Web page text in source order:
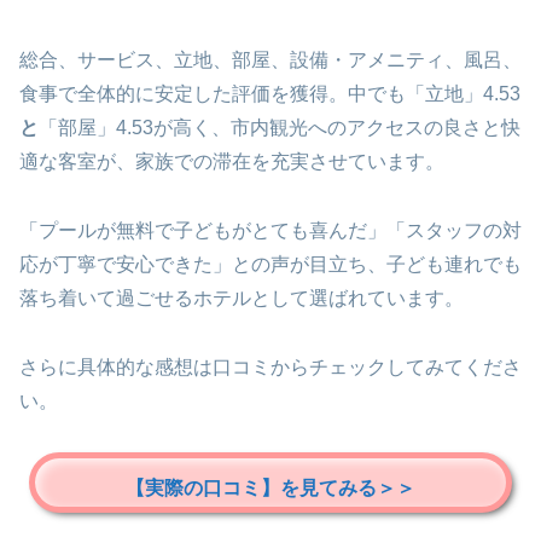
総合、サービス、立地、部屋、設備・アメニティ、風呂、
食事で全体的に安定した評価を獲得。中でも「立地」4.53
と
「部屋」4.53が高く、市内観光へのアクセスの良さと快
適な客室が、家族での滞在を充実させています。
「プールが無料で子どもがとても喜んだ」「スタッフの対
応が丁寧で安心できた」との声が目立ち、子ども連れでも
落ち着いて過ごせるホテルとして選ばれています。
さらに具体的な感想は口コミからチェックしてみてくださ
い。
【実際の口コミ】を見てみる＞＞